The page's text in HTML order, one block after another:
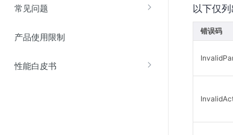
常见问题
产品使用限制
性能白皮书
以下仅
错误码